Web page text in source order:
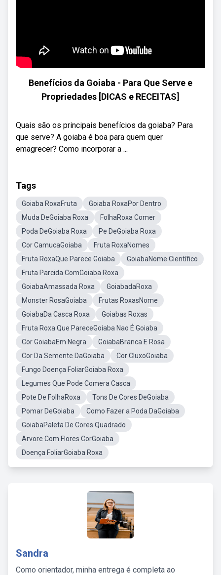
Benefícios da Goiaba - Para Que Serve e
Propriedades [DICAS e RECEITAS]
Quais são os principais benefícios da goiaba? Para
que serve? A goiaba é boa para quem quer
emagrecer? Como incorporar a ...
Tags
Goiaba RoxaFruta
Goiaba RoxaPor Dentro
Muda DeGoiaba Roxa
FolhaRoxa Comer
Poda DeGoiaba Roxa
Pe DeGoiaba Roxa
Cor CamucaGoiaba
Fruta RoxaNomes
Fruta RoxaQue Parece Goiaba
GoiabaNome Científico
Fruta Parcida ComGoiaba Roxa
GoiabaAmassada Roxa
GoiabadaRoxa
Monster RosaGoiaba
Frutas RoxasNome
GoiabaDa Casca Roxa
Goiabas Roxas
Fruta Roxa Que PareceGoiaba Nao É Goiaba
Cor GoiabaEm Negra
GoiabaBranca E Rosa
Cor Da Semente DaGoiaba
Cor CluxoGoiaba
Fungo Doença FoliarGoiaba Roxa
Legumes Que Pode Comera Casca
Pote De FolhaRoxa
Tons De Cores DeGoiaba
Pomar DeGoiaba
Como Fazer a Poda DaGoiaba
GoiabaPaleta De Cores Quadrado
Arvore Com Flores CorGoiaba
Doença FoliarGoiaba Roxa
Sandra
Como orientador, minha entrega é completa ao